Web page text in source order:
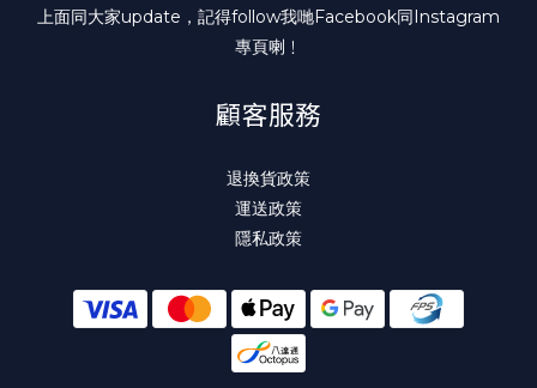
上面同大家update，記得follow我哋Facebook同 Instagram
專頁喇﹗
顧客服務
退換貨政策
運送政策
隱私政策